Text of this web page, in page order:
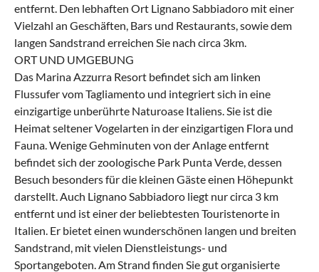
entfernt. Den lebhaften Ort Lignano Sabbiadoro mit einer
Vielzahl an Geschäften, Bars und Restaurants, sowie dem
langen Sandstrand erreichen Sie nach circa 3km.
ORT UND UMGEBUNG
Das Marina Azzurra Resort befindet sich am linken
Flussufer vom Tagliamento und integriert sich in eine
einzigartige unberührte Naturoase Italiens. Sie ist die
Heimat seltener Vogelarten in der einzigartigen Flora und
Fauna. Wenige Gehminuten von der Anlage entfernt
befindet sich der zoologische Park Punta Verde, dessen
Besuch besonders für die kleinen Gäste einen Höhepunkt
darstellt. Auch Lignano Sabbiadoro liegt nur circa 3 km
entfernt und ist einer der beliebtesten Touristenorte in
Italien. Er bietet einen wunderschönen langen und breiten
Sandstrand, mit vielen Dienstleistungs- und
Sportangeboten. Am Strand finden Sie gut organisierte